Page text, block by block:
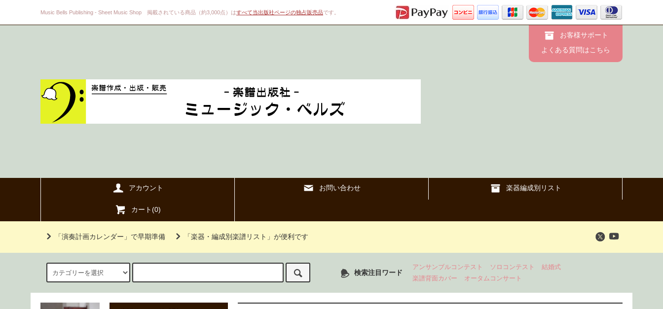
Music Bells Publishing - Sheet Music Shop 掲載されている商品（約3,000点）はすべて当出版社ページの独占販売品です。
お客様サポート
よくある質問はこちら
アカウント お問い合わせ 楽器編成別リスト
カート(0)
「演奏計画カレンダー」で早期準備 「楽器・編成別楽譜リスト」が便利です
検索注目ワード
アンサンブルコンテスト ソロコンテスト
結婚式
楽譜背面カバー
オータムコンサート